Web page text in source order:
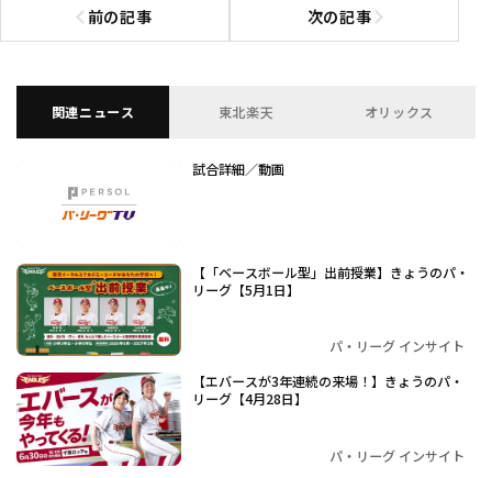
前の記事
前の記事へ 次の記事次の記事へ
関連ニュース 東北楽天 オリックス
試合詳細／動画
【「ベースボール型」出前授業】きょうのパ・
リーグ【5月1日】
パ・リーグ インサイト
【エバースが3年連続の来場！】きょうのパ・
リーグ【4月28日】
パ・リーグ インサイト